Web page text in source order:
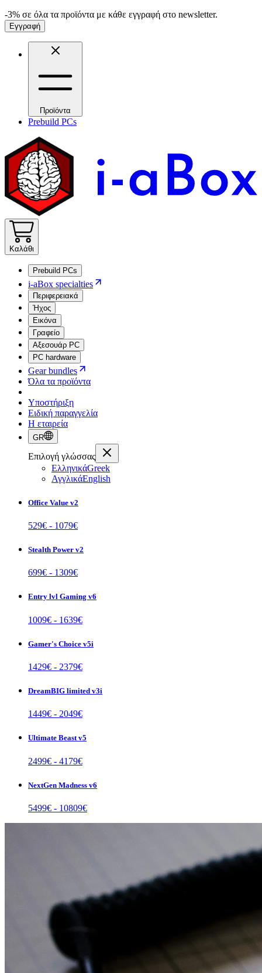
-3% σε όλα τα προϊόντα με κάθε εγγραφή στο newsletter.
Εγγραφή
Προϊόντα
Prebuild PCs
Καλάθι
Prebuild PCs
i-aBox specialties
Περιφερειακά
Ήχος
Εικόνα
Γραφείο
Αξεσουάρ PC
PC hardware
Gear bundles
Όλα τα προϊόντα
Υποστήριξη
Ειδική παραγγελία
Η εταιρεία
GR
Επιλογή γλώσσας
ΕλληνικάGreek
ΑγγλικάEnglish
Office Value v2
529€ - 1079€
Stealth Power v2
699€ - 1309€
Entry lvl Gaming v6
1009€ - 1639€
Gamer's Choice v5i
1429€ - 2379€
DreamBIG limited v3i
1449€ - 2049€
Ultimate Beast v5
2499€ - 4179€
NextGen Madness v6
5499€ - 10809€